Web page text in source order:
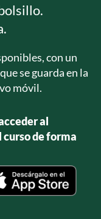
con un
se guarda en la
móvil.
al
de forma